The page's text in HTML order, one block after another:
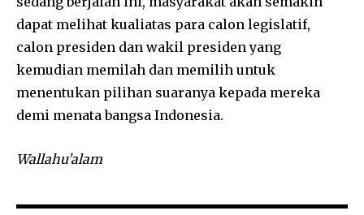
dapat melihat kualiatas para calon legislatif,
calon presiden dan wakil presiden yang
kemudian memilah dan memilih untuk
menentukan pilihan suaranya kepada mereka
demi menata bangsa Indonesia.
Wallahu’alam